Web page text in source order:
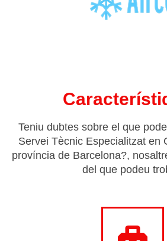
Teniu dubtes sobre el que
Servei Tècnic Especialitzat en
província de Barcelona?,
del que podeu